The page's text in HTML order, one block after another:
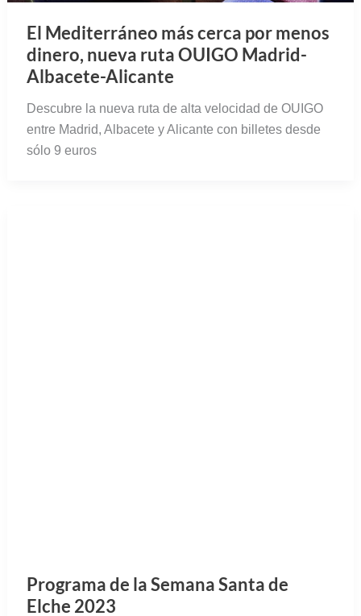
El Mediterráneo más cerca por menos
dinero, nueva ruta OUIGO Madrid-
Albacete-Alicante
Descubre la nueva ruta de alta velocidad de OUIGO
entre Madrid, Albacete y Alicante con billetes desde
sólo 9 euros